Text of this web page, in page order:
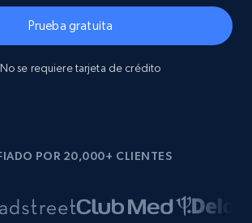
Prueba gratuita
No se requiere tarjeta de crédito
POR 20,000+ CLIENTES